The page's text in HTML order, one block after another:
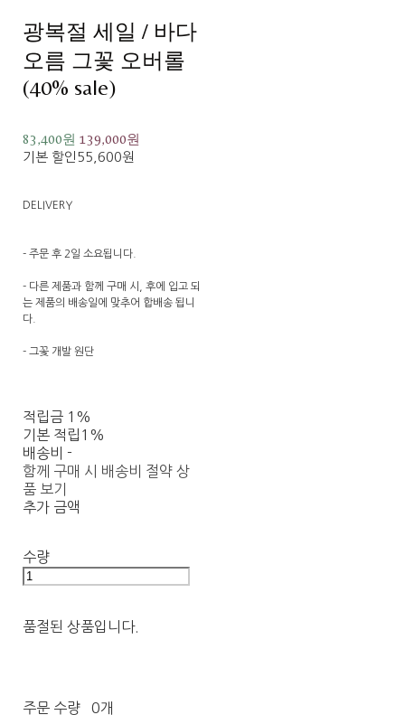
광복절 세일 / 바다
오름 그꽃 오버롤
(40% sale)
83,400원139,000원
기본 할인 55,600원
DELIVERY
- 주문 후 2일 소요됩니다.
- 다른 제품과 함께 구매 시, 후에 입고 되
는 제품의 배송일에 맞추어 합배송 됩니
다.
- 그꽃 개발 원단
적립금 1%
기본 적립 1%
배송비 -
함께 구매 시 배송비 절약 상
품 보기
추가 금액
수량
품절된 상품입니다.
주문 수량 0개